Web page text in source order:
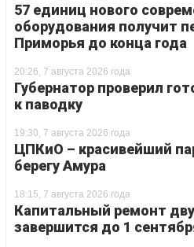
57 единиц нового
оборудования получит
Приморья до конца года
20:26, 7 августа 2026 года
Губернатор проверил
к паводку
19:30, 7 августа 2026 года
ЦПКиО – красивейший
берегу Амура
18:15, 7 августа 2026 года
Капитальный ремонт
завершится до 1